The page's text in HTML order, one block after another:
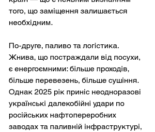
того, що заміщення залишається
необхідним.
По-друге, паливо та логістика.
Жнива, що постраждали від посухи,
є енергоємними: більше проходів,
більше перевезень, більше сушіння.
Однак 2025 рік приніс неодноразові
українські далекобійні удари по
російських нафтопереробних
заводах та паливній інфраструктурі,